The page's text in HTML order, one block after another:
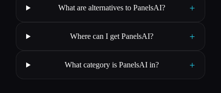
What are alternatives to PanelsAI? +
Where can I get PanelsAI? +
What category is PanelsAI in? +